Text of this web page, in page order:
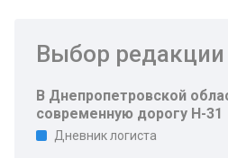
Выбор редакции
В Днепропетровской
современную дорогу Н-31
Дневник логиста